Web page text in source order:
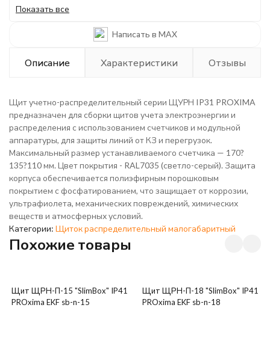
Руководство по эксплуатации
Показать все
Написать в MAX
Описание Характеристики Отзывы
Щит учетно-распределительный серии ЩУРН IP31 PROXIMA
предназначен для сборки щитов учета электроэнергии и
распределения с использованием счетчиков и модульной
аппаратуры, для защиты линий от КЗ и перегрузок.
Максимальный размер устанавливаемого счетчика — 170?
135?110 мм. Цвет покрытия - RAL7035 (светло-серый). Защита
корпуса обеспечивается полиэфирным порошковым
покрытием с фосфатированием, что защищает от коррозии,
ультрафиолета, механических повреждений, химических
веществ и атмосферных условий.
Категории: Щиток распределительный малогабаритный
Похожие товары
Щит ЩРН-П-15 "SlimBox" IP41
PROxima EKF sb-n-15
Щит ЩРН-П-18 "SlimBox" IP41
PROxima EKF sb-n-18